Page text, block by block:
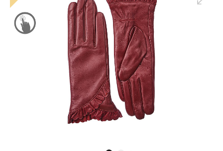
Мужская коллекция
Женская коллекция
Подарки и сувениры
Подарочные карты